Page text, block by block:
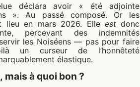
déclara avoir « été adjointe
». Au passé composé. Or les
lieu en mars 2026. Elle estdonc
percevant des indemnités
les Noiséens — pas pour faire
un curseur de l’honnêteté
élastique.
mais à quoi bon ?